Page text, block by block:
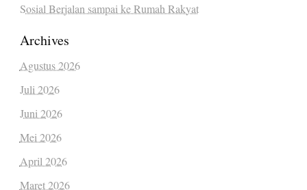
Sosial Berjalan sampai ke Rumah Rakyat
Archives
Agustus 2026
Juli 2026
Juni 2026
Mei 2026
April 2026
Maret 2026